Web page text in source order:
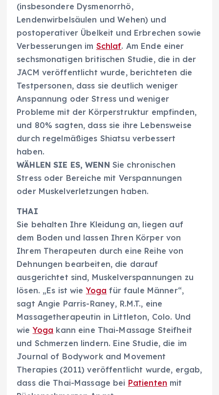
(insbesondere Dysmenorrhö,
Lendenwirbelsäulen und Wehen) und
postoperativer Übelkeit und Erbrechen sowie
Verbesserungen im Schlaf. Am Ende einer
sechsmonatigen britischen Studie, die in der
JACM veröffentlicht wurde, berichteten die
Testpersonen, dass sie deutlich weniger
Anspannung oder Stress und weniger
Probleme mit der Körperstruktur empfinden,
und 80% sagten, dass sie ihre Lebensweise
durch regelmäßiges Shiatsu verbessert
haben.
WÄHLEN SIE ES, WENN Sie chronischen
Stress oder Bereiche mit Verspannungen
oder Muskelverletzungen haben.
THAI
Sie behalten Ihre Kleidung an, liegen auf
dem Boden und lassen Ihren Körper von
Ihrem Therapeuten durch eine Reihe von
Dehnungen bearbeiten, die darauf
ausgerichtet sind, Muskelverspannungen zu
lösen. „Es ist wieYoga für faule Männer“,
sagt Angie Parris-Raney, R.M.T., eine
Massagetherapeutin in Littleton, Colo. Und
wieYoga kann eine Thai-Massage Steifheit
und Schmerzen lindern. Eine Studie, die im
Journal of Bodywork and Movement
Therapies (2011) veröffentlicht wurde, ergab,
dass die Thai-Massage bei Patienten mit